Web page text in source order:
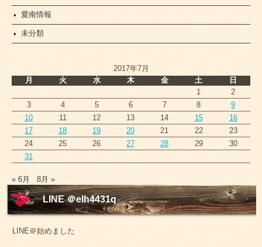
愛南情報
未分類
2017年7月
月
火 水 木 金 土
日
1
2
3
4 5 6 7 8
9
10
11 12 13 14 15
16
17
18 19 20 21 22
23
24
25 26 27 28 29
30
31
« 6月 8月 »
LINE ＠elh4431q
LINE＠始めました